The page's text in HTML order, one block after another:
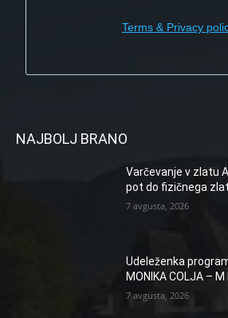
Terms & Privacy
NAJBOLJ BRANO
Varčevanje v zlatu
pot do fizičnega
7 avgusta, 2026
Udeleženka
MONIKA COLJA – M
7 avgusta, 2026